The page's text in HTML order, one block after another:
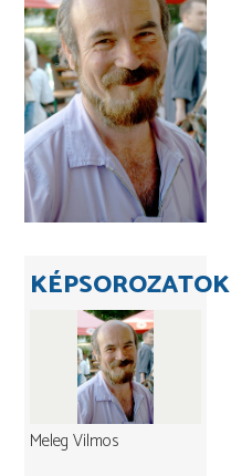
KÉPSOROZATOK
Meleg Vilmos